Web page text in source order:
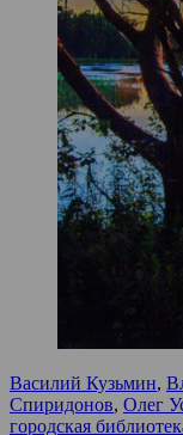
Василий Кузьмин,
Спиридонов, Олег
городская